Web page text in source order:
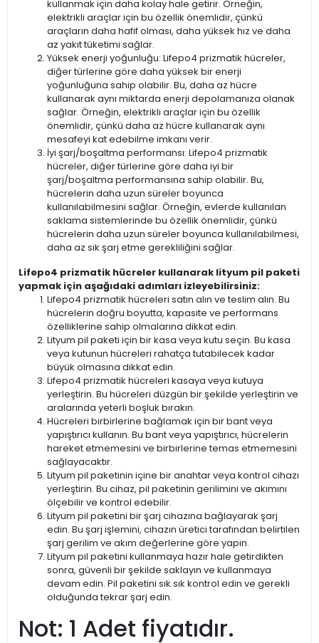
kullanmak için daha kolay hale getirir. Örneğin,
elektrikli araçlar için bu özellik önemlidir, çünkü
araçların daha hafif olması, daha yüksek hız ve daha
az yakıt tüketimi sağlar.
Yüksek enerji yoğunluğu: Lifepo4 prizmatik hücreler,
diğer türlerine göre daha yüksek bir enerji
yoğunluğuna sahip olabilir. Bu, daha az hücre
kullanarak aynı miktarda enerji depolamanıza olanak
sağlar. Örneğin, elektrikli araçlar için bu özellik
önemlidir, çünkü daha az hücre kullanarak aynı
mesafeyi kat edebilme imkanı verir.
İyi şarj/boşaltma performansı: Lifepo4 prizmatik
hücreler, diğer türlerine göre daha iyi bir
şarj/boşaltma performansına sahip olabilir. Bu,
hücrelerin daha uzun süreler boyunca
kullanılabilmesini sağlar. Örneğin, evlerde kullanılan
saklama sistemlerinde bu özellik önemlidir, çünkü
hücrelerin daha uzun süreler boyunca kullanılabilmesi,
daha az sık şarj etme gerekliliğini sağlar.
Lifepo4 prizmatik hücreler kullanarak lityum pil paketi
yapmak için aşağıdaki adımları izleyebilirsiniz:
Lifepo4 prizmatik hücreleri satın alın ve teslim alın. Bu
hücrelerin doğru boyutta, kapasite ve performans
özelliklerine sahip olmalarına dikkat edin.
Lityum pil paketi için bir kasa veya kutu seçin. Bu kasa
veya kutunun hücreleri rahatça tutabilecek kadar
büyük olmasına dikkat edin.
Lifepo4 prizmatik hücreleri kasaya veya kutuya
yerleştirin. Bu hücreleri düzgün bir şekilde yerleştirin ve
aralarında yeterli boşluk bırakın.
Hücreleri birbirlerine bağlamak için bir bant veya
yapıştırıcı kullanın. Bu bant veya yapıştırıcı, hücrelerin
hareket etmemesini ve birbirlerine temas etmemesini
sağlayacaktır.
Lityum pil paketinin içine bir anahtar veya kontrol cihazı
yerleştirin. Bu cihaz, pil paketinin gerilimini ve akımını
ölçebilir ve kontrol edebilir.
Lityum pil paketini bir şarj cihazına bağlayarak şarj
edin. Bu şarj işlemini, cihazın üretici tarafından belirtilen
şarj gerilim ve akım değerlerine göre yapın.
Lityum pil paketini kullanmaya hazır hale getirdikten
sonra, güvenli bir şekilde saklayın ve kullanmaya
devam edin. Pil paketini sık sık kontrol edin ve gerekli
olduğunda tekrar şarj edin.
Not: 1 Adet fiyatıdır.